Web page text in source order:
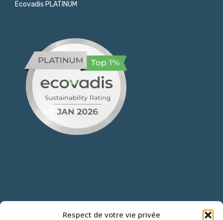
Respect de votre vie privée
Ecovadis PLATINUM